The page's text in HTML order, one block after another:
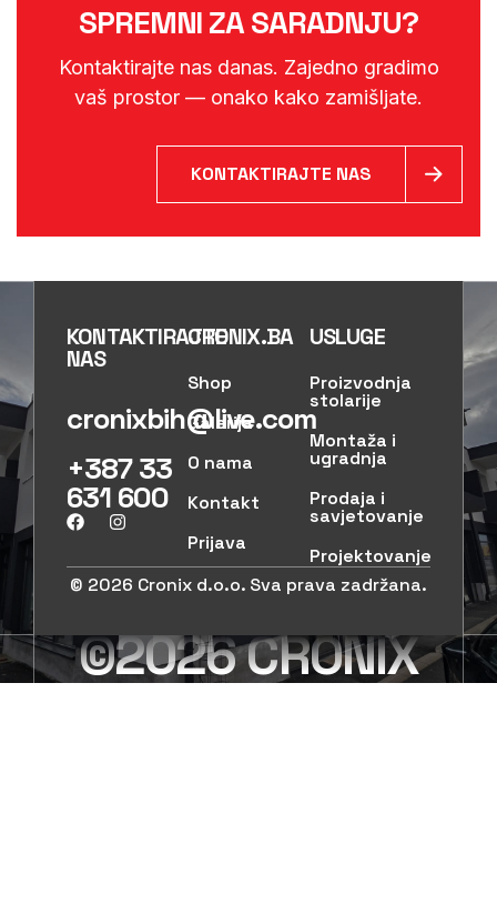
SPREMNI ZA SARADNJU?
Kontaktirajte nas danas. Zajedno gradimo
vaš prostor — onako kako zamišljate.
KONTAKTIRAJTE NAS
KONTAKTIRAJTE
NAS
cronixbih@live.com
+387 33
631 600
CRONIX.BA
Shop
Galerija
O nama
Kontakt
Prijava
USLUGE
Proizvodnja
stolarije
Montaža i
ugradnja
Prodaja i
savjetovanje
Projektovanje
© 2026 Cronix d.o.o. Sva prava zadržana.
©2026 CRONIX